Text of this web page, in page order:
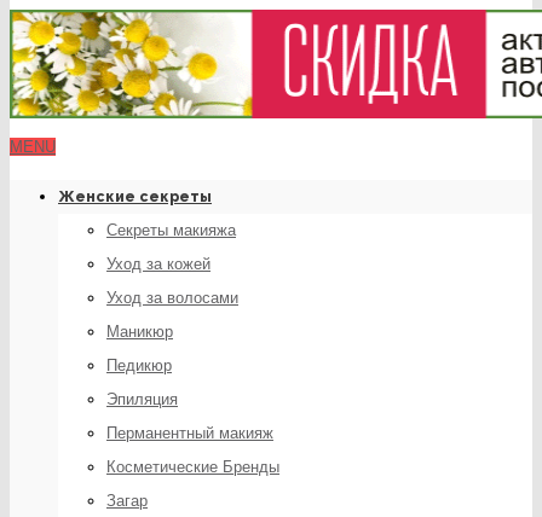
MENU
Женские секреты
Секреты макияжа
Уход за кожей
Уход за волосами
Маникюр
Педикюр
Эпиляция
Перманентный макияж
Косметические Бренды
Загар